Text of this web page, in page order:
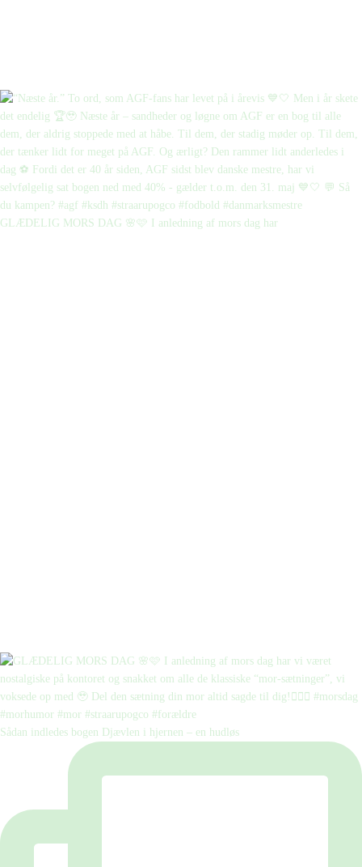
GLÆDELIG MORS DAG 🌸🩷 I anledning af mors dag har
Sådan indledes bogen Djævlen i hjernen – en hudløs